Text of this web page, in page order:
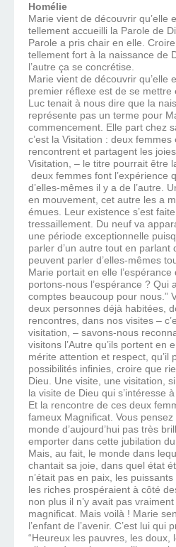
Homélie
Marie vient de découvrir qu’elle
tellement accueilli la Parole de
Parole a pris chair en elle.
tellement fort à la naissance de
l’autre ça se concrétise.
Marie vient de découvrir qu’elle
premier réflexe est de se
Luc tenait à nous dire que la
représente pas un terme pour
commencement. Elle part chez
c’est la Visitation : deux femmes
rencontrent et partagent les
Visitation, – le titre pourrait être
deux femmes font l’expérience
d’elles-mêmes il y a de l’autre.
en mouvement, cet autre les a
émues. Leur existence s’est
tressaillement. Du neuf va
une période exceptionnelle
parler d’un autre tout en parlant
peuvent parler d’elles-mêmes
Marie portait en elle
portons-nous l’espérance ? Qui
comptes beaucoup pour nous.”
deux personnes déjà habitées,
rencontres, dans nos visites –
visitation, – savons-nous
visitons l’Autre qu’ils portent en
mérite attention et respect, qu’il
possibilités infinies, croire que
Dieu. Une visite, une visitation,
la visite de Dieu qui s’intéresse
Et la rencontre de ces deux
fameux Magnificat. Vous
monde d’aujourd’hui pas très
emporter dans cette jubilation du
Mais, au fait, le monde dans
chantait sa joie, dans quel état
n’était pas en paix, les
les riches prospéraient à côté
non plus il n’y avait pas
magnificat. Mais voilà ! Marie
l’enfant de l’avenir. C’est lui qui
“Heureux les pauvres, les doux,